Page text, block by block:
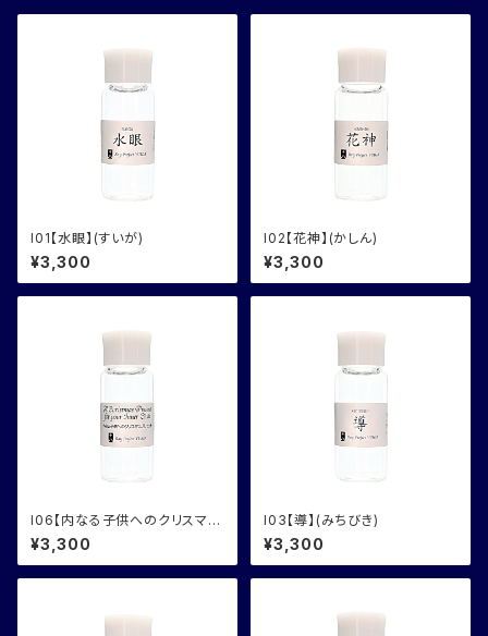
I01【水眼】(すいが)
¥3,300
I02【花神】(かしん)
¥3,300
I06【内なる子供へのクリスマス
プレゼント】
¥3,300
I03【導】(みちびき)
¥3,300